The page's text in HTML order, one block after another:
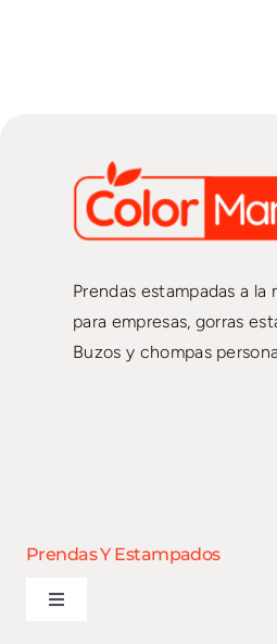
Prendas estampadas a
para empresas, gorras
Buzos y chompas
Prendas Y Estampados
Toggle